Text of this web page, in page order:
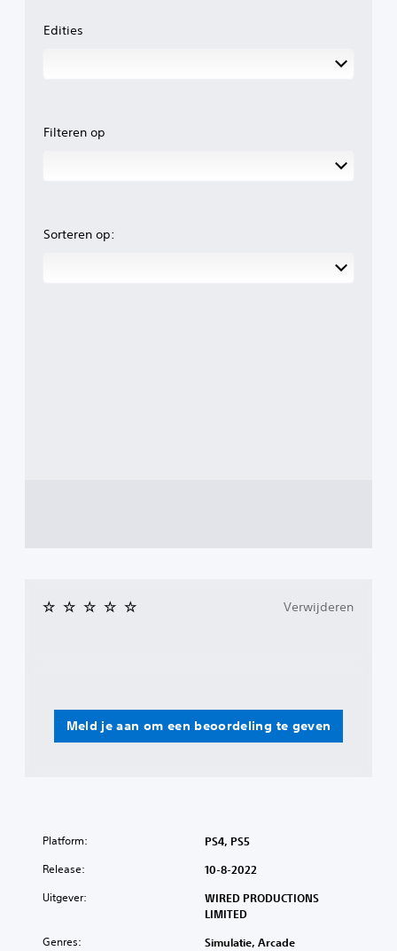
Edities
Filteren op
Sorteren op:
Meld je aan om een beoordeling te geven
Verwijderen
Platform: PS4, PS5
Release: 10-8-2022
Uitgever:
WIRED PRODUCTIONS
LIMITED
Genres: Simulatie, Arcade